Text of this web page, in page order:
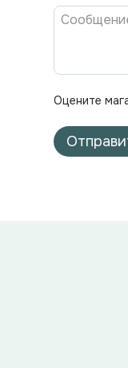
Оцените